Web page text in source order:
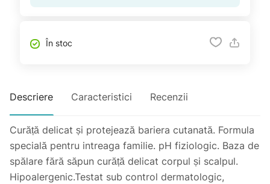
În stoc
Descriere Caracteristici Recenzii
Curăță delicat și protejează bariera cutanată. Formula
specială pentru intreaga familie. pH fiziologic. Baza de
spălare fără săpun curăță delicat corpul și scalpul.
Hipoalergenic.Testat sub control dermatologic,